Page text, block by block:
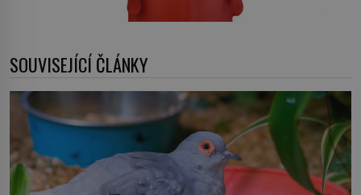
SOUVISEJÍCÍ ČLÁNKY